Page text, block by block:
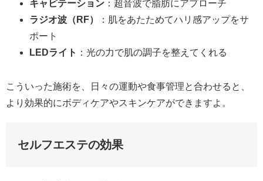
キャビテーション ：超音波で脂肪にアプローチ
ラジオ波（RF）
：肌をあたためてハリ感アップをサ
ポート
LEDライト ：光の力で肌の調子を整えてくれる
こういった施術を、日々の運動や食事管理と合わせると、
より効果的にボディケアやスキンケアができますよ。
セルフエステの効果